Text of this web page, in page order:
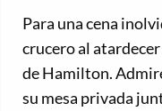
Para una cena
crucero al
de Hamilton.
su mesa privada